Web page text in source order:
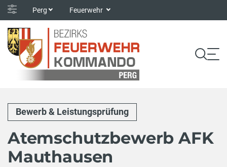
Perg Feuerwehr
Bewerb & Leistungsprüfung
Atemschutzbewerb AFK
Mauthausen